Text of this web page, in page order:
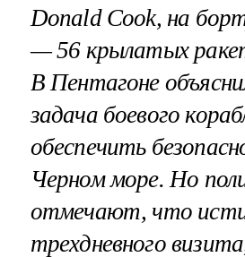
Donald Cook, на
— 56 крылатых
В Пентагоне
задача боевого
обеспечить
Черном море. Но
отмечают, что
трехдневного